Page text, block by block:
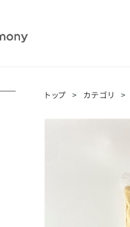
トップ > カテゴリ >